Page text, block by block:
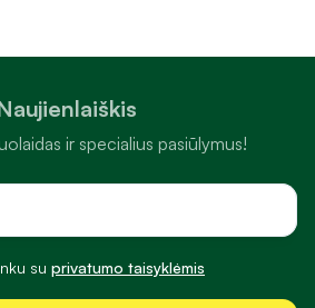
ir specialius pasiūlymus!
su privatumo taisyklėmis